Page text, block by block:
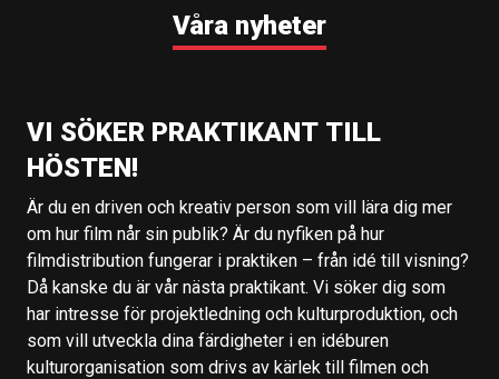
Våra nyheter
VI SÖKER PRAKTIKANT TILL
HÖSTEN!
Är du en driven och kreativ person som vill lära dig mer
om hur film når sin publik? Är du nyfiken på hur
filmdistribution fungerar i praktiken – från idé till visning?
Då kanske du är vår nästa praktikant. Vi söker dig som
har intresse för projektledning och kulturproduktion, och
som vill utveckla dina färdigheter i en idéburen
kulturorganisation som drivs av kärlek till filmen och